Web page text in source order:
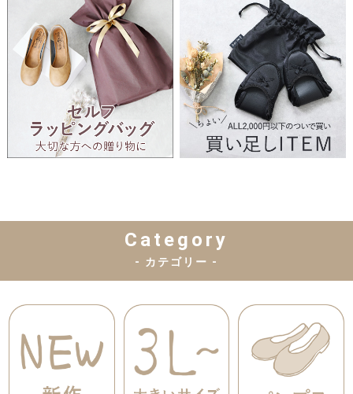
Category
- カテゴリー -